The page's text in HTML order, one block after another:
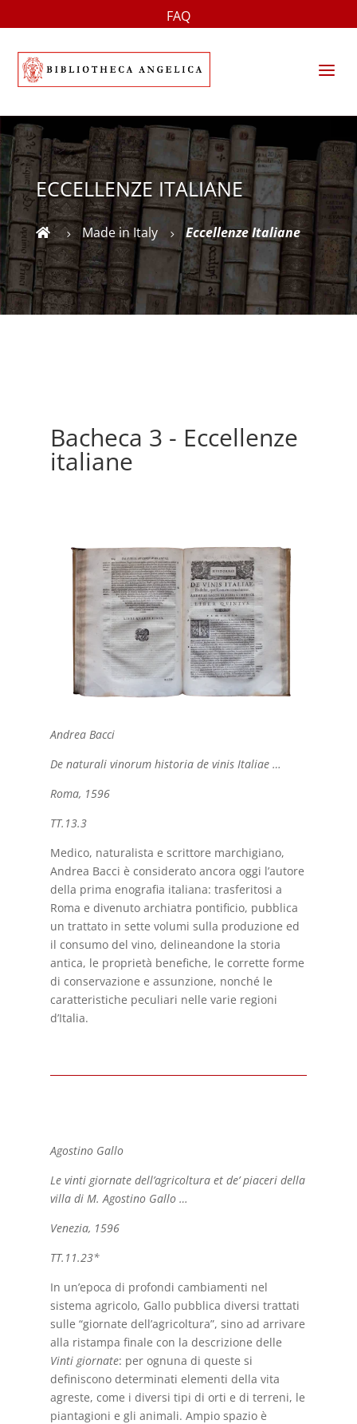
FAQ
a
ECCELLENZE ITALIANE
 5 Made in Italy 5 Eccellenze Italiane
Bacheca 3 - Eccellenze
italiane
Andrea Bacci
De naturali vinorum historia de vinis Italiae …
Roma, 1596
TT.13.3
Medico, naturalista e scrittore marchigiano,
Andrea Bacci è considerato ancora oggi l’autore
della prima enografia italiana: trasferitosi a
Roma e divenuto archiatra pontificio, pubblica
un trattato in sette volumi sulla produzione ed
il consumo del vino, delineandone la storia
antica, le proprietà benefiche, le corrette forme
di conservazione e assunzione, nonché le
caratteristiche peculiari nelle varie regioni
d’Italia.
Agostino Gallo
Le vinti giornate dell’agricoltura et de’ piaceri della
villa di M. Agostino Gallo …
Venezia, 1596
TT.11.23*
In un’epoca di profondi cambiamenti nel
sistema agricolo, Gallo pubblica diversi trattati
sulle “giornate dell’agricoltura”, sino ad arrivare
alla ristampa finale con la descrizione delle
Vinti giornate: per ognuna di queste si
definiscono determinati elementi della vita
agreste, come i diversi tipi di orti e di terreni, le
piantagioni e gli animali. Ampio spazio è